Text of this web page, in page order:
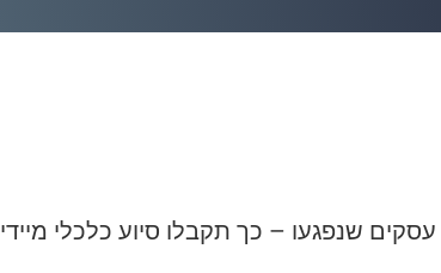
עסקים שנפגעו – כך תקבלו סיוע כלכלי מיידי